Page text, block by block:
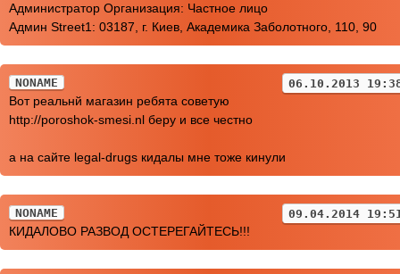
Администратор Организация: Частное лицо
Админ Street1: 03187, г. Киев, Академика Заболотного, 110, 90
NONAME 06.10.2013
Вот реальнй магазин ребята советую
http://poroshok-smesi.nl беру и все честно
а на сайте legal-drugs кидалы мне тоже кинули
NONAME 09.04.2014
КИДАЛОВО РАЗВОД ОСТЕРЕГАЙТЕСЬ!!!